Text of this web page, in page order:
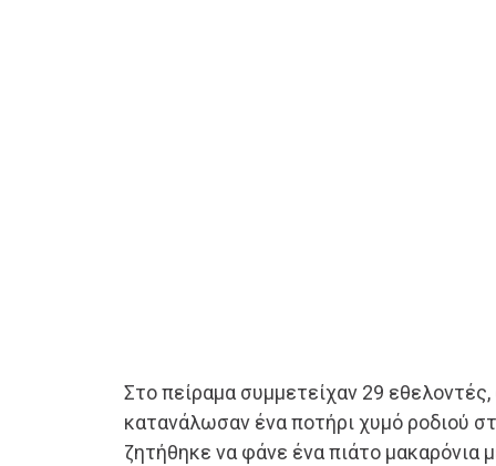
Στο πείραμα συμμετείχαν 29 εθελοντές,
κατανάλωσαν ένα ποτήρι χυμό ροδιού
ζητήθηκε να φάνε ένα πιάτο μακαρόνια